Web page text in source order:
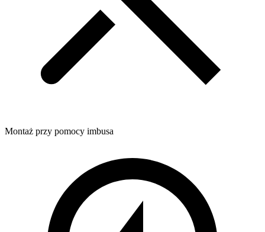
Montaż przy pomocy imbusa